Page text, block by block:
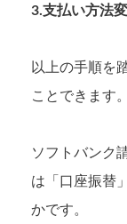
3.支払い方法
以上の手順を
ことできます。
ソフトバンク
は「口座振替
かです。